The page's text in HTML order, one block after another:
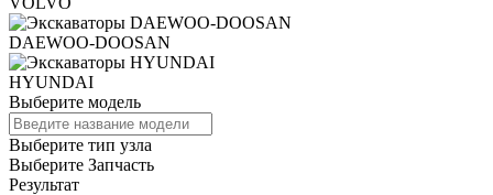
DAEWOO-DOOSAN
HYUNDAI
Выберите модель
Выберите тип узла
Выберите Запчасть
Результат